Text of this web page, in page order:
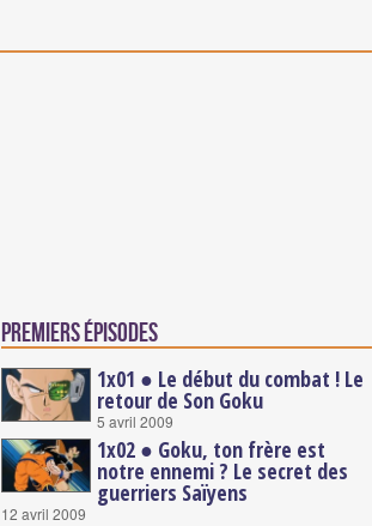
Premiers épisodes
1x01 ● Le début du combat ! Le
retour de Son Goku
5 avril 2009
1x02 ● Goku, ton frère est
notre ennemi ? Le secret des
guerriers Saïyens
12 avril 2009